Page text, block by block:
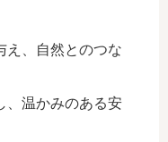
え、自然とのつな
、温かみのある安